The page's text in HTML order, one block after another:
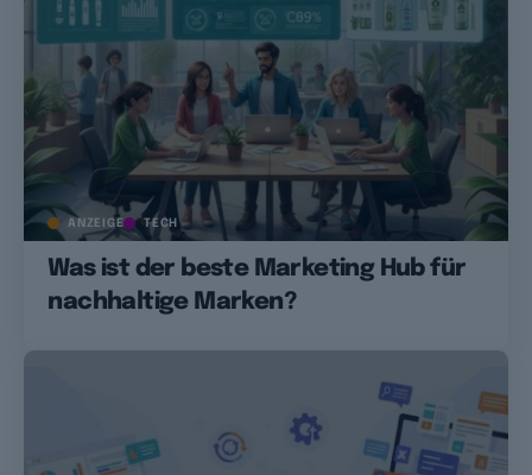
ANZEIGE TECH
Was ist der beste Marketing Hub für
nachhaltige Marken?